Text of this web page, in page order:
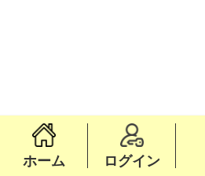
ホーム ログイン